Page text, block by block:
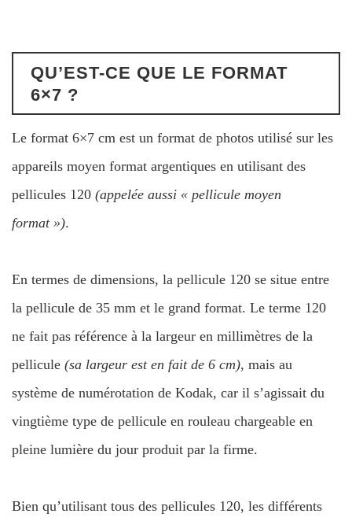
QU’EST-CE QUE LE FORMAT
6×7 ?
Le format 6×7 cm est un format de photos utilisé sur les
appareils moyen format argentiques en utilisant des
pellicules 120 (appelée aussi « pellicule moyen
format »).
En termes de dimensions, la pellicule 120 se situe entre
la pellicule de 35 mm et le grand format. Le terme 120
ne fait pas référence à la largeur en millimètres de la
pellicule (sa largeur est en fait de 6 cm), mais au
système de numérotation de Kodak, car il s’agissait du
vingtième type de pellicule en rouleau chargeable en
pleine lumière du jour produit par la firme.
Bien qu’utilisant tous des pellicules 120, les différents